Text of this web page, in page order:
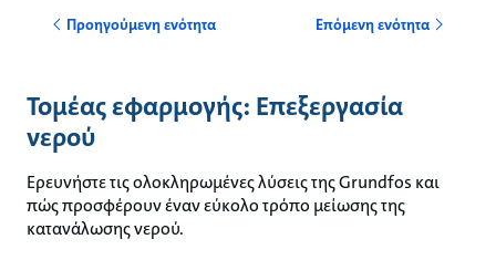
Προηγούμενη ενότητα Επόμενη ενότητα
Τομέας εφαρμογής: Επεξεργασία
νερού
Ερευνήστε τις ολοκληρωμένες λύσεις της Grundfos και
πώς προσφέρουν έναν εύκολο τρόπο μείωσης της
κατανάλωσης νερού.